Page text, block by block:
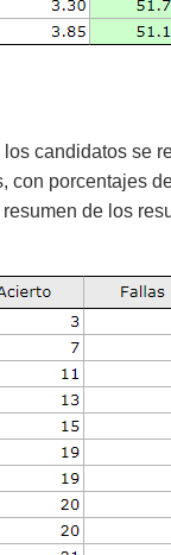
candidatos se
porcentajes
de los